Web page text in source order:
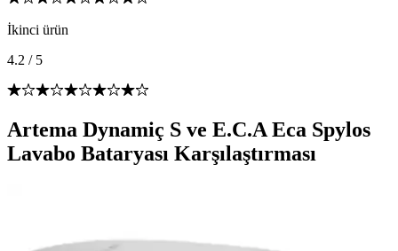
İkinci ürün
4.2 / 5
Artema Dynamiç S ve E.C.A Eca Spylos
Lavabo Bataryası Karşılaştırması